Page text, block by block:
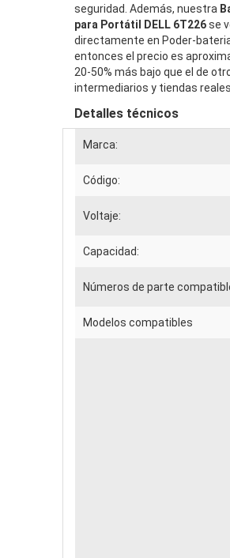
seguridad. Además, nuestra
para Portátil DELL 6T226se
directamente en Poder-
entonces el precio es
20-50% más bajo que el de
intermediarios y tiendas reales.
Detalles técnicos
Marca:
Código:
Voltaje:
Capacidad:
Números de parte
Modelos compatibles